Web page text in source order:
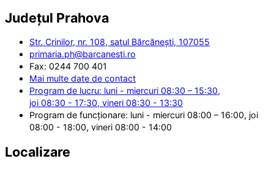
Județul Prahova
Str. Crinilor, nr. 108, satul Bărcănești, 107055
primaria.ph@barcanesti.ro
Fax: 0244 700 401
Mai multe date de contact
Program de lucru: luni - miercuri 08:30 – 15:30,
joi 08:30 - 17:30, vineri 08:30 - 13:30
Program de funcționare: luni - miercuri 08:00 – 16:00, joi
08:00 - 18:00, vineri 08:00 - 14:00
Localizare